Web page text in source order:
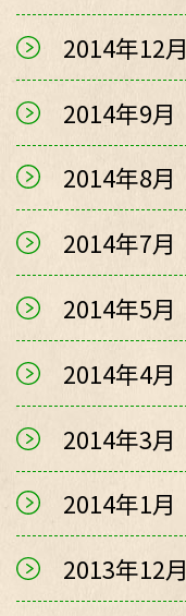
2014年12月
2014年9月
2014年8月
2014年7月
2014年5月
2014年4月
2014年3月
2014年1月
2013年12月